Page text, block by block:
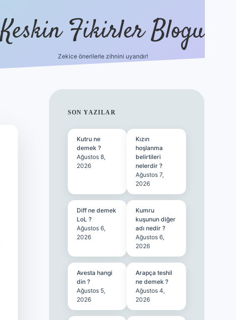
Keskin Fikirler Blogu
Zekice önerilerle zihnini uyandır!
SIDEBAR
SON YAZILAR
Kutru ne
demek ?
Ağustos 8,
2026
Kızın
hoşlanma
belirtileri
nelerdir ?
Ağustos 7,
2026
Diff ne demek
LoL ?
Ağustos 6,
2026
Kumru
kuşunun diğer
adı nedir ?
Ağustos 6,
2026
Avesta hangi
din ?
Ağustos 5,
2026
Arapça teshil
ne demek ?
Ağustos 4,
2026
vdcasinogir.net